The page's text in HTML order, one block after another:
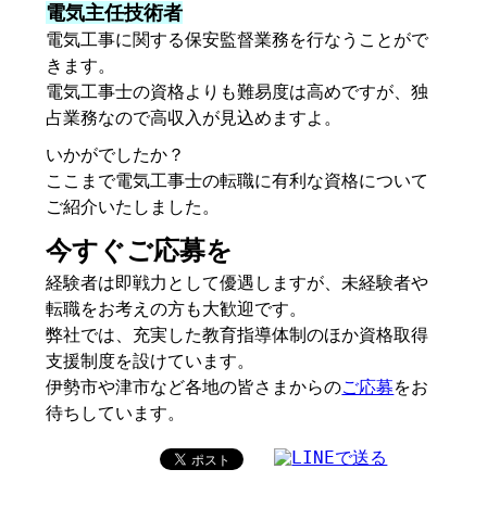
電気主任技術者
電気工事に関する保安監督業務を行なうことがで
きます。
電気工事士の資格よりも難易度は高めですが、独
占業務なので高収入が見込めますよ。
いかがでしたか？
ここまで電気工事士の転職に有利な資格について
ご紹介いたしました。
今すぐご応募を
経験者は即戦力として優遇しますが、未経験者や
転職をお考えの方も大歓迎です。
弊社では、充実した教育指導体制のほか資格取得
支援制度を設けています。
伊勢市や津市など各地の皆さまからのご応募をお
待ちしています。